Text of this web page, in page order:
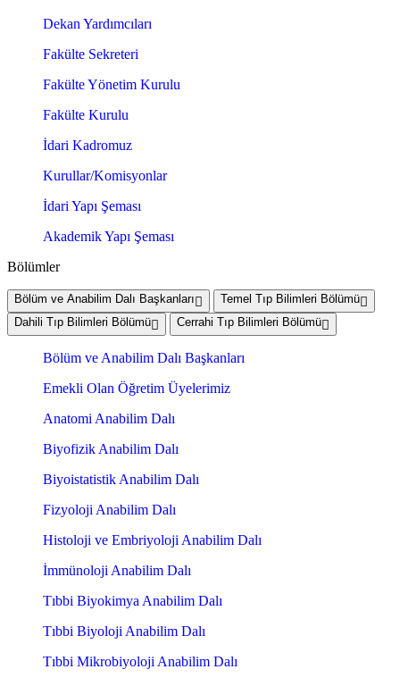
Dekan Yardımcıları
Fakülte Sekreteri
Fakülte Yönetim Kurulu
Fakülte Kurulu
İdari Kadromuz
Kurullar/Komisyonlar
İdari Yapı Şeması
Akademik Yapı Şeması
Bölümler
Bölüm ve Anabilim Dalı Başkanları
Temel Tıp Bilimleri Bölümü
Dahili Tıp Bilimleri Bölümü
Cerrahi Tıp Bilimleri Bölümü
Bölüm ve Anabilim Dalı Başkanları
Emekli Olan Öğretim Üyelerimiz
Anatomi Anabilim Dalı
Biyofizik Anabilim Dalı
Biyoistatistik Anabilim Dalı
Fizyoloji Anabilim Dalı
Histoloji ve Embriyoloji Anabilim Dalı
İmmünoloji Anabilim Dalı
Tıbbi Biyokimya Anabilim Dalı
Tıbbi Biyoloji Anabilim Dalı
Tıbbi Mikrobiyoloji Anabilim Dalı